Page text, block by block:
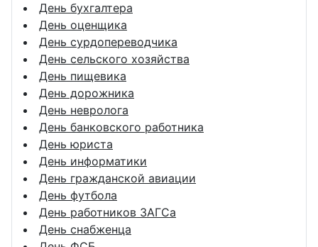
День бухгалтера
День оценщика
День сурдопереводчика
День сельского хозяйства
День пищевика
День дорожника
День невролога
День банковского работника
День юриста
День информатики
День гражданской авиации
День футбола
День работников ЗАГСа
День снабженца